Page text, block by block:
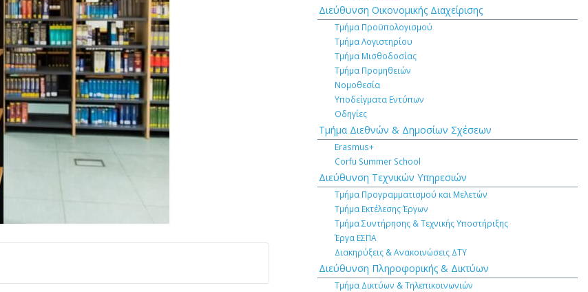
Διεύθυνση Οικονομικής Διαχείρισης
Τμήμα Προϋπολογισμού
Τμήμα Λογιστηρίου
Τμήμα Μισθοδοσίας
Τμήμα Προμηθειών
Νομοθεσία
Υποδείγματα Εντύπων
Οδηγίες
Τμήμα Διεθνών & Δημοσίων Σχέσεων
Erasmus+
Corfu Summer School
Διεύθυνση Τεχνικών Υπηρεσιών
Τμήμα Προγραμματισμού και Μελετών
Τμήμα Εκτέλεσης Έργων
Τμήμα Συντήρησης & Τεχνικής Υποστήριξης
Έργα ΕΣΠΑ
Διακηρύξεις & Ανακοινώσεις ΔΤΥ
Διεύθυνση Πληροφορικής & Δικτύων
Τμήμα Δικτύων & Τηλεπικοινωνιών